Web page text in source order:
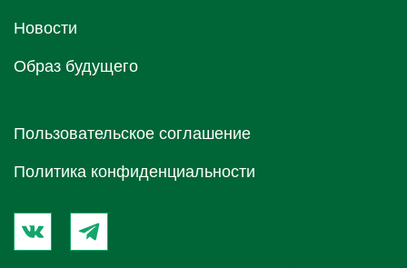
Новости
Образ будущего
Пользовательское соглашение
Политика конфиденциальности